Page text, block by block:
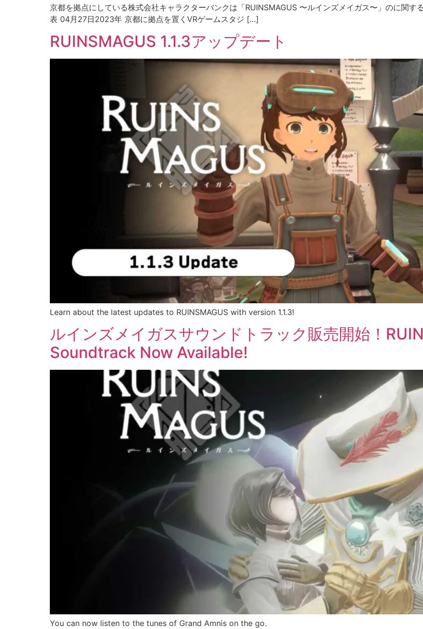
京都を拠点にしている株式会社キャラクターバンクは「RUINSMAGUS 〜ルインズメイガス〜」のに関
表 04月27日2023年 京都に拠点を置くVRゲームスタジ […]
RUINSMAGUS 1.1.3アップデート
Learn about the latest updates to RUINSMAGUS with version 1.1.3!
ルインズメイガスサウンドトラック販売開始！
Soundtrack Now Available!
You can now listen to the tunes of Grand Amnis on the go.